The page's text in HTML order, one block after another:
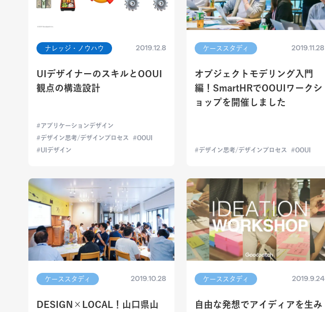
ナレッジ・ノウハウ 2019.12.8
UIデザイナーのスキルとOOUI
観点の構造設計
アプリケーションデザイン
デザイン思考/デザインプロセス
OOUI
UIデザイン
ケーススタディ 2019.11.28
オブジェクトモデリング入門
編！SmartHRでOOUIワークシ
ョップを開催しました
デザイン思考/デザインプロセス OOUI
ケーススタディ 2019.10.28
DESIGN×LOCAL！山口県山
ケーススタディ 2019.9.24
自由な発想でアイディアを生み